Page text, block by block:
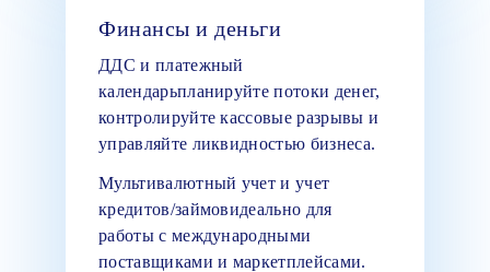
Финансы и деньги
ДДС и платежный
календарьпланируйте потоки денег,
контролируйте кассовые разрывы и
управляйте ликвидностью бизнеса.
Мультивалютный учет и учет
кредитов/займовидеально для
работы с международными
поставщиками и маркетплейсами.